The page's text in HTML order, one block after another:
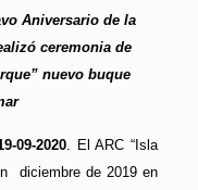
Aniversario de la
ceremonia de
nuevo buque
09-2020. El ARC “Isla
diciembre de 2019 en